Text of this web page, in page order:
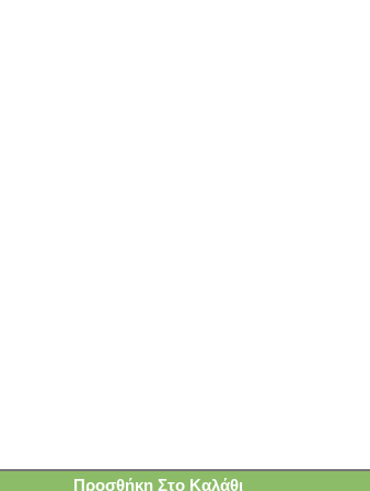
Προσθήκη Στο Καλάθι